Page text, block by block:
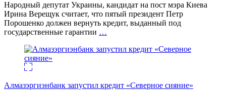
Народный депутат Украины, кандидат на пост мэра Киева
Ирина Верещук считает, что пятый президент Петр
Порошенко должен вернуть кредит, выданный под
государственные гарантии …
Алмазэргиэнбанк запустил кредит «Северное сияние»